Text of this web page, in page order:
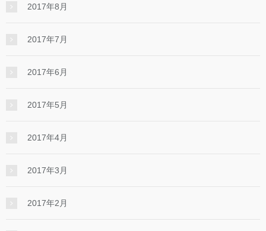
2017年8月
2017年7月
2017年6月
2017年5月
2017年4月
2017年3月
2017年2月